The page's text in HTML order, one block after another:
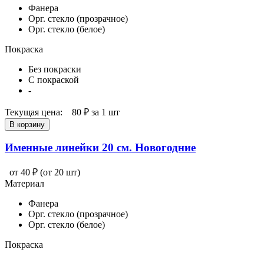
Фанера
Орг. стекло (прозрачное)
Орг. стекло (белое)
Покраска
Без покраски
С покраской
-
Текущая цена: 80 ₽ за 1 шт
В корзину
Именные линейки 20 см. Новогодние
от 40 ₽ (от 20 шт)
Материал
Фанера
Орг. стекло (прозрачное)
Орг. стекло (белое)
Покраска